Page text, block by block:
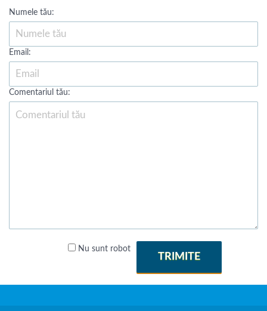
Numele tău:
Email:
Comentariul tău:
Nu sunt robot
TRIMITE